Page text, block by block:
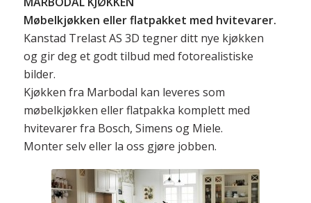
Møbelkjøkken eller flatpakket med hvitevarer.
Kanstad Trelast AS 3D tegner ditt nye kjøkken
og gir deg et godt tilbud med fotorealistiske
bilder.
Kjøkken fra Marbodal kan leveres som
møbelkjøkken eller flatpakka komplett med
hvitevarer fra Bosch, Simens og Miele.
Monter selv eller la oss gjøre jobben.